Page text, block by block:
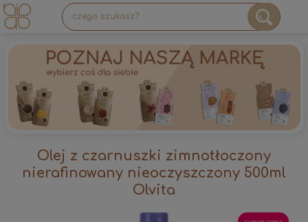
Olej z czarnuszki zimnotłoczony
nierafinowany nieoczyszczony 500ml
Olvita